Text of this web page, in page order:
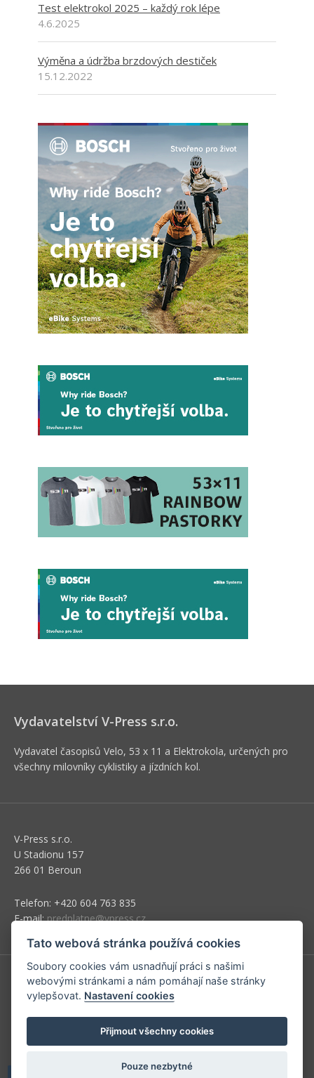
Test elektrokol 2025 – každý rok lépe
4.6.2025
Výměna a údržba brzdových destiček
15.12.2022
Vydavatelství V-Press s.r.o.
Vydavatel časopisů Velo, 53 x 11 a Elektrokola, určených pro
všechny milovníky cyklistiky a jízdních kol.
V-Press s.r.o.
U Stadionu 157
266 01 Beroun
Telefon: +420 604 763 835
E-mail:predplatne@vpress.cz
Redakce
Předplatné
Inzerce v časopise
Tato webová stránka používá cookies
Soubory cookies vám usnadňují práci s našimi
webovými stránkami a nám pomáhají naše stránky
vylepšovat. Nastavení cookies
Přijmout všechny cookies
Pouze nezbytné